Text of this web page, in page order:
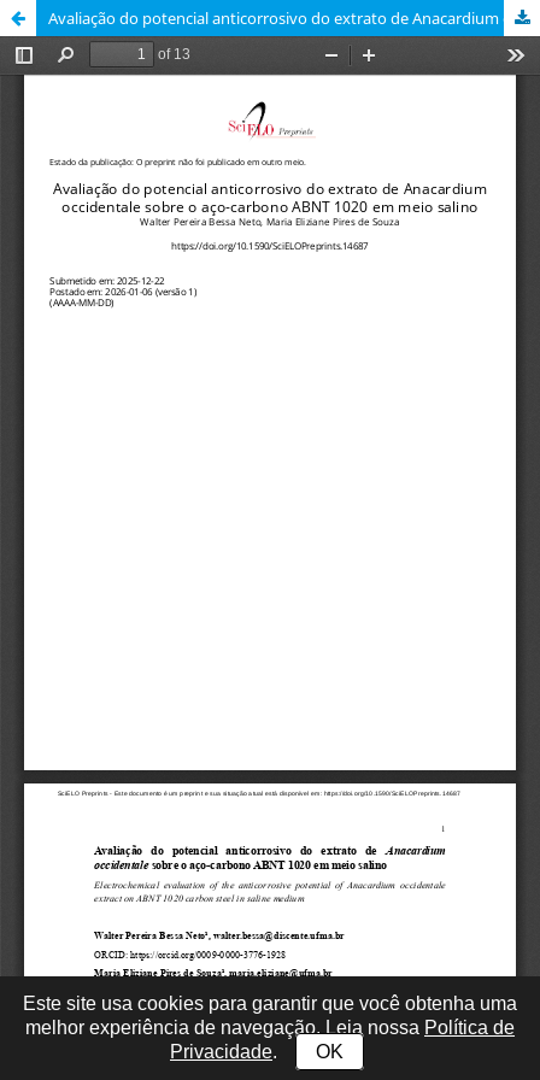
Avaliação do potencial anticorrosivo do extrato de Anacardium occidentale sobre o aço-carbono ABNT 1020 em meio salino
Este site usa cookies para garantir que você obtenha uma
melhor experiência de navegação. Leia nossa Política de
Privacidade. OK